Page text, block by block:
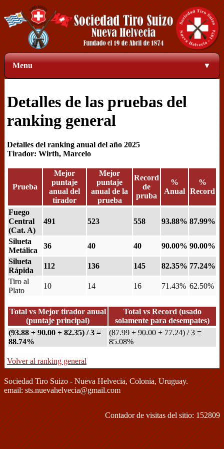
Menu ▼
Detalles de las pruebas del
ranking general
Detalles del ranking anual del año 2025
Tirador: Wirth, Marcelo
Prueba
Mejor
puntaje
anual del
tirador
Mejor
puntaje
anual de la
prueba
Record
de
pruba
%
Anual
%
Record
Fuego
Central
(Cat. A)
491 523 558 93.88% 87.99%
Silueta
Metálica
36 40 40 90.00% 90.00%
Silueta
Rápida
112 136 145 82.35% 77.24%
Tiro al
Plato
10 14 16 71.43% 62.50%
Total vs Mejor tirador anual
(puntaje principal)
Total vs Record (usado
solamente para desempates)
(93.88 + 90.00 + 82.35) / 3 =
88.74%
(87.99 + 90.00 + 77.24) / 3 =
85.08%
Volver al ranking general
Sociedad Tiro Suizo - Nueva Helvecia, Colonia, Uruguay.
email: sts.nuevahelvecia@gmail.com
Contador de visitas del sitio: 152809